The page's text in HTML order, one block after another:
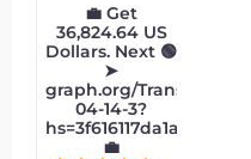
💼 Get
36,824.64 US
Dollars. Next 🟢
➤
graph.org/Transfer-
04-14-3?
💼